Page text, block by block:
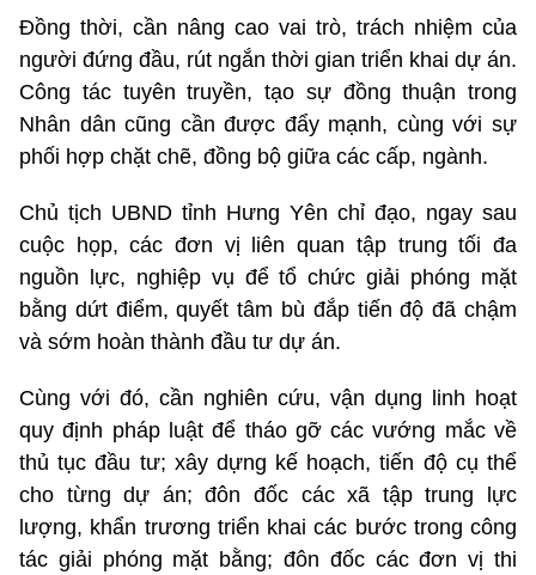
Đồng thời, cần nâng cao vai trò, trách nhiệm của
người đứng đầu, rút ngắn thời gian triển khai dự án.
Công tác tuyên truyền, tạo sự đồng thuận trong
Nhân dân cũng cần được đẩy mạnh, cùng với sự
phối hợp chặt chẽ, đồng bộ giữa các cấp, ngành.
Chủ tịch UBND tỉnh Hưng Yên chỉ đạo, ngay sau
cuộc họp, các đơn vị liên quan tập trung tối đa
nguồn lực, nghiệp vụ để tổ chức giải phóng mặt
bằng dứt điểm, quyết tâm bù đắp tiến độ đã chậm
và sớm hoàn thành đầu tư dự án.
Cùng với đó, cần nghiên cứu, vận dụng linh hoạt
quy định pháp luật để tháo gỡ các vướng mắc về
thủ tục đầu tư; xây dựng kế hoạch, tiến độ cụ thể
cho từng dự án; đôn đốc các xã tập trung lực
lượng, khẩn trương triển khai các bước trong công
tác giải phóng mặt bằng; đôn đốc các đơn vị thi